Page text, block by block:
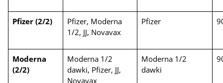
Pfizer (2/2)
Pfizer, Moderna
1/2, JJ, Novavax
Pfizer
Moderna
(2/2)
Moderna 1/2
dawki, Pfizer, JJ,
Novavax
Moderna 1/2
dawki